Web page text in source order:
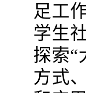
足工
学生
探索“
方式